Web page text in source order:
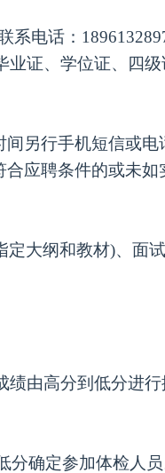
系电话： 1896132
业证、学位证、四
间另行手机短信或电
应聘条件的或未如
大纲和教材)、面
绩由高分到低分进
分确定参加体检人